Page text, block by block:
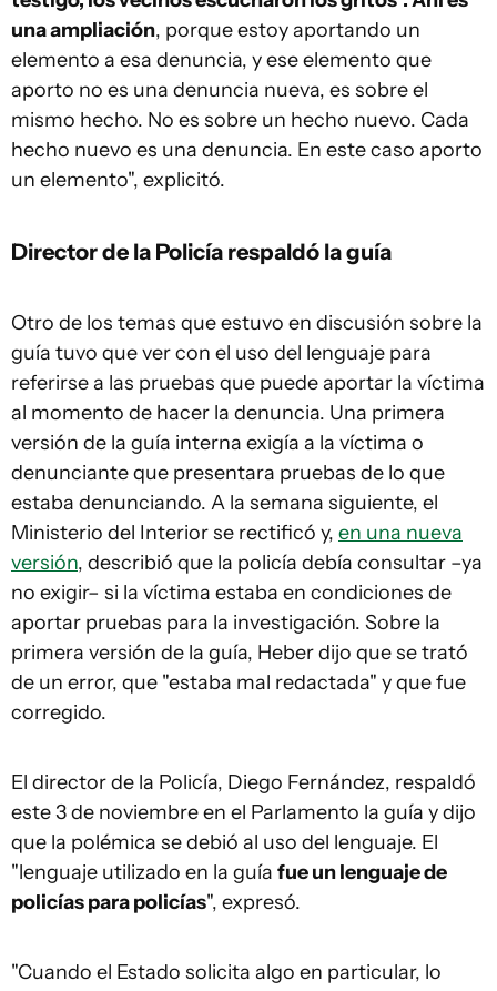
una ampliación, porque estoy aportando un
elemento a esa denuncia, y ese elemento que
aporto no es una denuncia nueva, es sobre el
mismo hecho. No es sobre un hecho nuevo. Cada
hecho nuevo es una denuncia. En este caso aporto
un elemento", explicitó.
Director de la Policía respaldó la guía
Otro de los temas que estuvo en discusión sobre la
guía tuvo que ver con el uso del lenguaje para
referirse a las pruebas que puede aportar la víctima
al momento de hacer la denuncia. Una primera
versión de la guía interna exigía a la víctima o
denunciante que presentara pruebas de lo que
estaba denunciando. A la semana siguiente, el
Ministerio del Interior se rectificó y, en una nueva
versión, describió que la policía debía consultar –ya
no exigir– si la víctima estaba en condiciones de
aportar pruebas para la investigación. Sobre la
primera versión de la guía, Heber dijo que se trató
de un error, que "estaba mal redactada" y que fue
corregido.
El director de la Policía, Diego Fernández, respaldó
este 3 de noviembre en el Parlamento la guía y dijo
que la polémica se debió al uso del lenguaje. El
"lenguaje utilizado en la guía fue un lenguaje de
policías para policías", expresó.
"Cuando el Estado solicita algo en particular, lo